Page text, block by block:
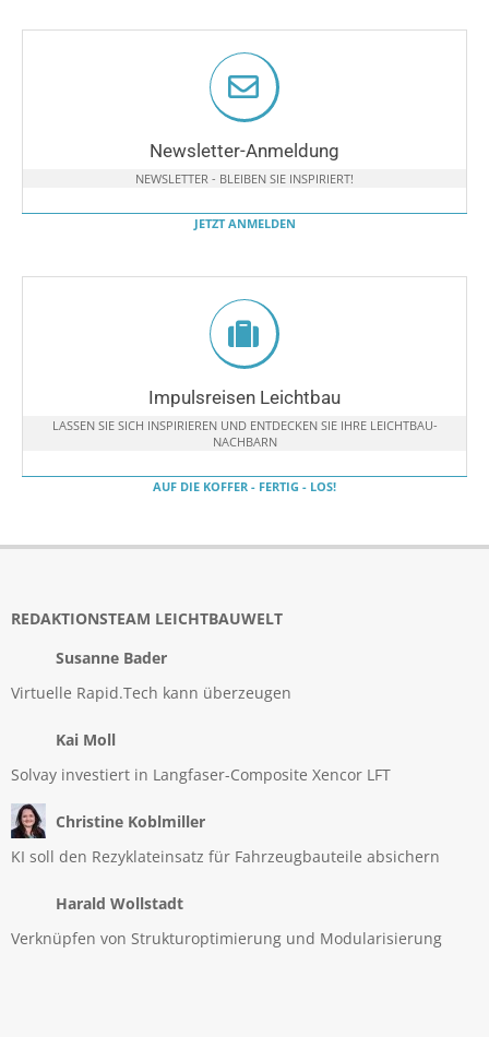
Newsletter-Anmeldung
NEWSLETTER - BLEIBEN SIE INSPIRIERT!
JETZT ANMELDEN
Impulsreisen Leichtbau
LASSEN SIE SICH INSPIRIEREN UND ENTDECKEN SIE IHRE LEICHTBAU-
NACHBARN
AUF DIE KOFFER - FERTIG - LOS!
REDAKTIONSTEAM LEICHTBAUWELT
Susanne Bader
Virtuelle Rapid.Tech kann überzeugen
Kai Moll
Solvay investiert in Langfaser-Composite Xencor LFT
Christine Koblmiller
KI soll den Rezyklateinsatz für Fahrzeugbauteile absichern
Harald Wollstadt
Verknüpfen von Strukturoptimierung und Modularisierung